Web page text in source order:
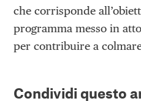
che corrisponde
programma messo in
per contribuire a
Condividi questo